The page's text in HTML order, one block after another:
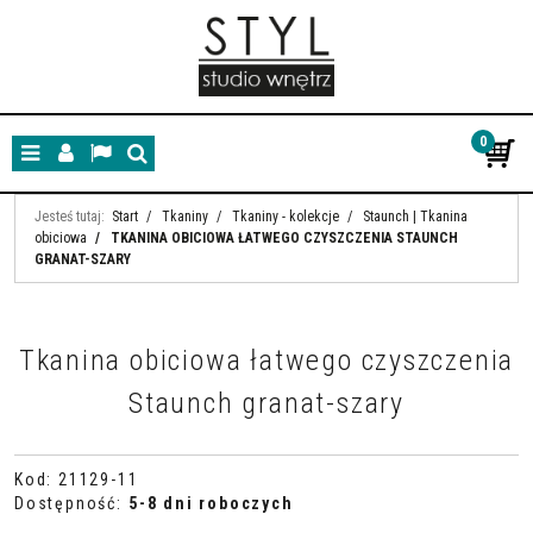
MenuPanelLangSzukaj
0
Jesteś tutaj: Start / Tkaniny / Tkaniny - kolekcje /
Staunch | Tkanina
obiciowa /
TKANINA OBICIOWA ŁATWEGO CZYSZCZENIA STAUNCH
GRANAT-SZARY
Tkanina obiciowa łatwego czyszczenia
Staunch granat-szary
Kod : 21129-11
Dostępność: 5-8 dni roboczych